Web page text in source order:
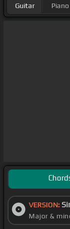
Guitar Piano
VERSION:
Major &